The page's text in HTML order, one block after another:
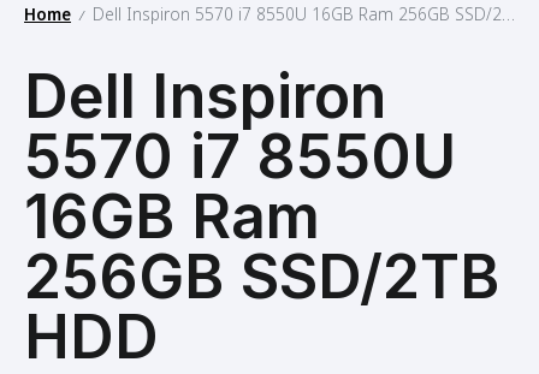
Home / Dell Inspiron 5570 i7 8550U 16GB Ram 256GB SSD/2TB HDD
Dell Inspiron
5570 i7 8550U
16GB Ram
256GB SSD/2TB
HDD